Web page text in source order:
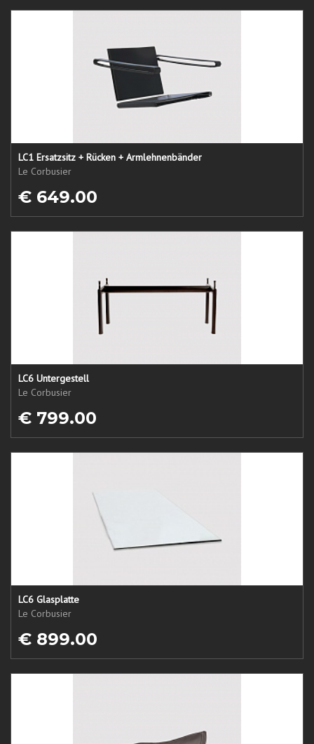
LC1 Ersatzsitz + Rücken + Armlehnenbänder
Le Corbusier
€ 649.00
LC6 Untergestell
Le Corbusier
€ 799.00
LC6 Glasplatte
Le Corbusier
€ 899.00